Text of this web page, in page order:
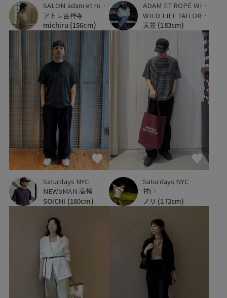
SALON adam et ropé
アトレ吉祥寺
michiru (156cm)
ADAM ET ROPÉ WILD LIFE TAILOR
WILD LIFE TAILOR 恵比寿
天笠 (183cm)
Saturdays NYC
NEWoMAN 高輪
SOICHI (180cm)
Saturdays NYC
神戸
ノリ (172cm)